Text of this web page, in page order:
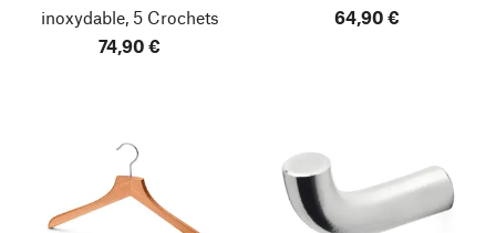
inoxydable, 5 Crochets
74,90 €
64,90 €